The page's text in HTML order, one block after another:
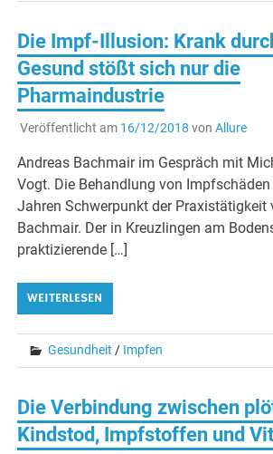
Die Impf-Illusion: Krank
Gesund stößt sich nur die
Pharmaindustrie
Veröffentlicht am 16/12/2018 von Allure
Andreas Bachmair im Gespräch mit
Vogt. Die Behandlung von
Jahren Schwerpunkt der Praxistätigkeit
Bachmair. Der in Kreuzlingen am
praktizierende […]
WEITERLESEN
Gesundheit / Impfen
Die Verbindung zwischen
Kindstod, Impfstoffen und